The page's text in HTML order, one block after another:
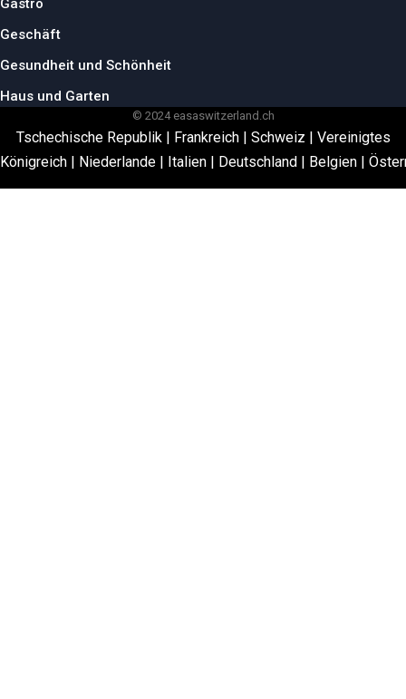
Gastro
Geschäft
Gesundheit und Schönheit
Haus und Garten
© 2024 easaswitzerland.ch
Tschechische Republik| Frankreich| Schweiz | Vereinigtes
Königreich | Niederlande | Italien | Deutschland | Belgien |